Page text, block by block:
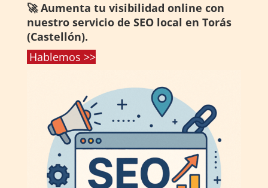
🚀 Aumenta tu visibilidad online con
nuestro servicio de SEO local en Torás
(Castellón).
Hablemos >>